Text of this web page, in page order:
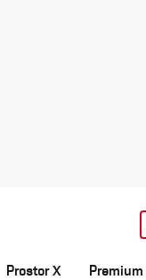
Prostor X Premium